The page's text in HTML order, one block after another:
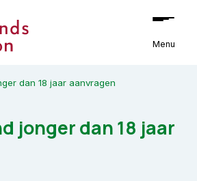
Menu
dan 18 jaar aanvragen
jonger dan 18 jaar